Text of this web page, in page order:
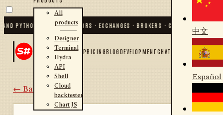
PYTHON✦70 + CONNECTORS · EXCHANGES · BROKERS · CRYPTO
All
products
Designer
Terminal
Hydra
API
Shell
Cloud
backtester
Chart JS
PRICINGBLOGDEVELOPMENTCHAT
中文
Español
← Back